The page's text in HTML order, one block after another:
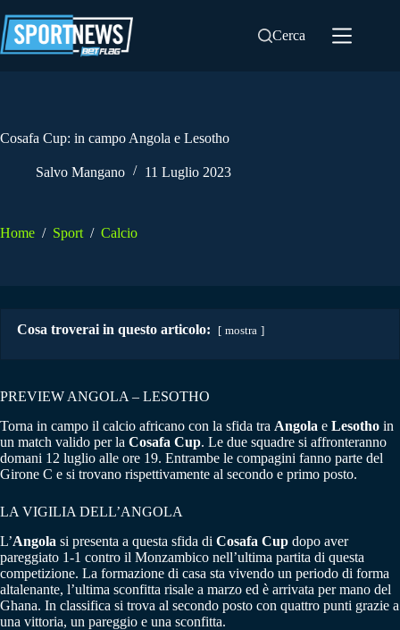
al
contenuto
Cerca
Cosafa Cup: in campo Angola e Lesotho
Salvo Mangano 11 Luglio 2023
Home / Sport / Calcio
Cosa troverai in questo articolo: mostra
PREVIEW ANGOLA – LESOTHO
Torna in campo il calcio africano con la sfida tra Angola e Lesotho in
un match valido per la Cosafa Cup. Le due squadre si affronteranno
domani 12 luglio alle ore 19. Entrambe le compagini fanno parte del
Girone C e si trovano rispettivamente al secondo e primo posto.
LA VIGILIA DELL’ANGOLA
L’Angola si presenta a questa sfida di Cosafa Cup dopo aver
pareggiato 1-1 contro il Monzambico nell’ultima partita di questa
competizione. La formazione di casa sta vivendo un periodo di forma
altalenante, l’ultima sconfitta risale a marzo ed è arrivata per mano del
Ghana. In classifica si trova al secondo posto con quattro punti grazie a
una vittoria, un pareggio e una sconfitta.